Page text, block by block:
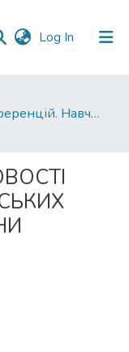
Log In (current)
Тези конференцій. Навчально-науковий інститут економіки, управління, права та інформаційних технологій